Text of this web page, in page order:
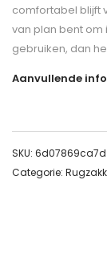
comfortabel blijft
van plan bent
gebruiken, dan
Aanvullende
SKU:
Categorie: